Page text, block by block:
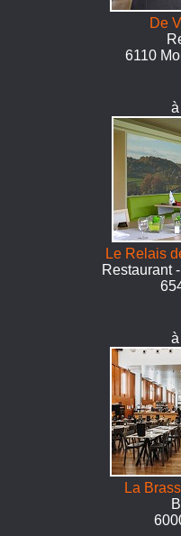
De
6110
Le Relais
Restaurant
La